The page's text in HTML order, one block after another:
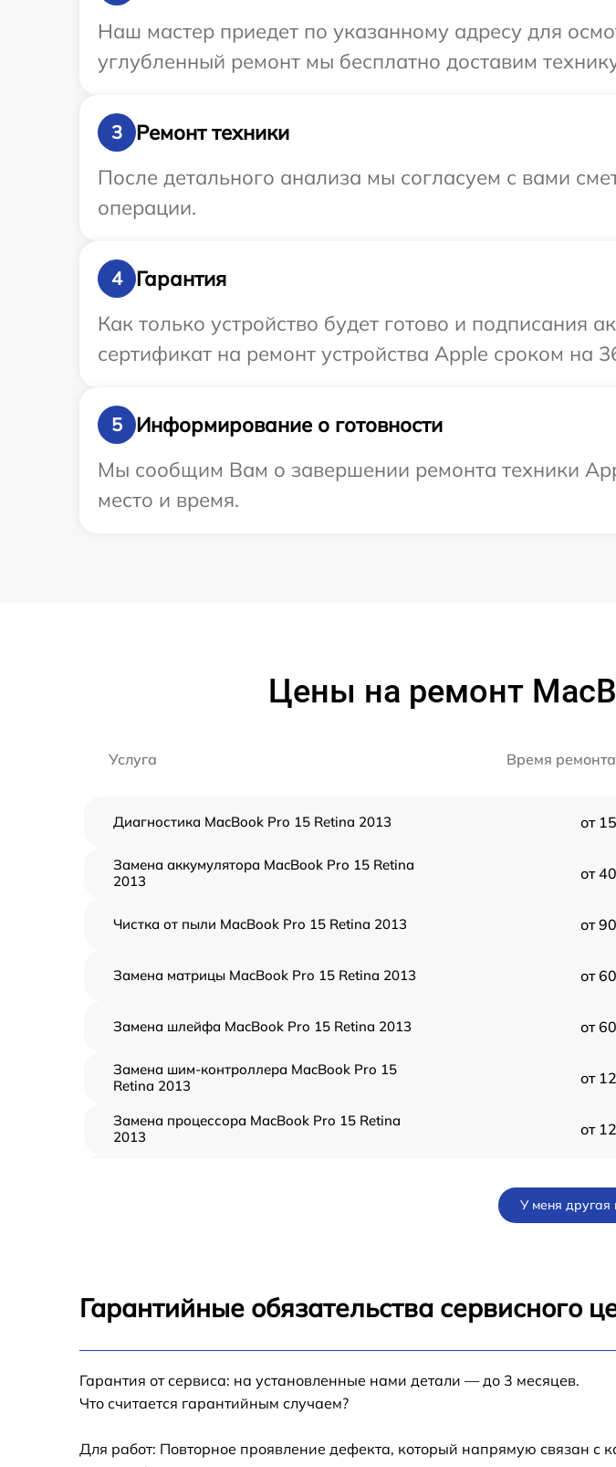
Наш мастер приедет по указанному адресу для
углубленный ремонт мы бесплатно доставим
3
Ремонт техники
После детального анализа мы согласуем с вами
операции.
4
Гарантия
Как только устройство будет готово и
сертификат на ремонт устройства Apple сроком на
5
Информирование о готовности
Мы сообщим Вам о завершении ремонта техники
место и время.
Цены на ремонт
Услуга Время ремонта
Диагностика MacBook Pro 15 Retina 2013 от
Замена аккумулятора MacBook Pro 15 Retina
2013
от
Чистка от пыли MacBook Pro 15 Retina 2013 от
Замена матрицы MacBook Pro 15 Retina 2013 от
Замена шлейфа MacBook Pro 15 Retina 2013 от
Замена шим-контроллера MacBook Pro 15
Retina 2013
от
Замена процессора MacBook Pro 15 Retina
2013
от
Ремонт цепи питания MacBook Pro 15 Retina
Retina 2013
У меня другая
Гарантийные обязательства сервисного
Гарантия от сервиса: на установленные нами детали — до 3 месяцев.
Что считается гарантийным случаем?
Для работ: Повторное проявление дефекта, который напрямую связан